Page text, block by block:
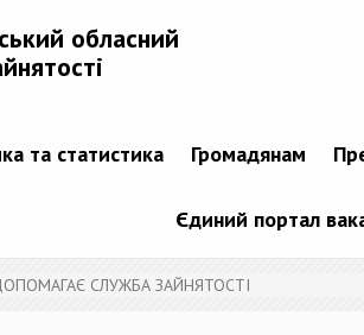
обласний
та статистика Громадянам
Єдиний портал
СЛУЖБА ЗАЙНЯТОСТІ